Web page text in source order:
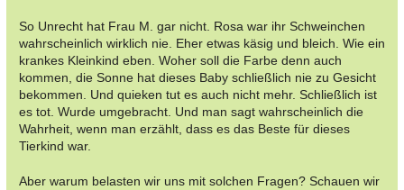
So Unrecht hat Frau M. gar nicht. Rosa war ihr Schweinchen
wahrscheinlich wirklich nie. Eher etwas käsig und bleich. Wie ein
krankes Kleinkind eben. Woher soll die Farbe denn auch
kommen, die Sonne hat dieses Baby schließlich nie zu Gesicht
bekommen. Und quieken tut es auch nicht mehr. Schließlich ist
es tot. Wurde umgebracht. Und man sagt wahrscheinlich die
Wahrheit, wenn man erzählt, dass es das Beste für dieses
Tierkind war.
Aber warum belasten wir uns mit solchen Fragen? Schauen wir